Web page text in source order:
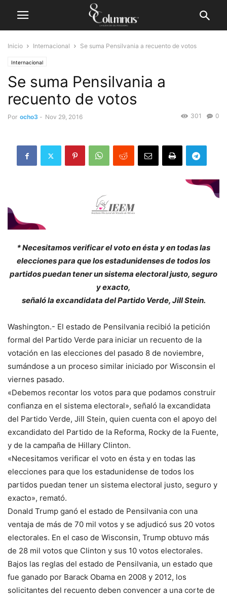
Inicio Internacional Se suma Pensilvania a recuento de votos
Internacional
Se suma Pensilvania a
recuento de votos
Por ocho3 - Nov 29, 2016 0
301
* Necesitamos verificar el voto en ésta y en todas las
elecciones para que los estadunidenses de todos los
partidos puedan tener un sistema electoral justo, seguro
y exacto,
señaló la excandidata del Partido Verde, Jill Stein.
Washington.- El estado de Pensilvania recibió la petición
formal del Partido Verde para iniciar un recuento de la
votación en las elecciones del pasado 8 de noviembre,
sumándose a un proceso similar iniciado por Wisconsin el
viernes pasado.
«Debemos recontar los votos para que podamos construir
confianza en el sistema electoral», señaló la excandidata
del Partido Verde, Jill Stein, quien cuenta con el apoyo del
excandidato del Partido de la Reforma, Rocky de la Fuente,
y de la campaña de Hillary Clinton.
«Necesitamos verificar el voto en ésta y en todas las
elecciones para que los estadunidense de todos los
partidos puedan tener un sistema electoral justo, seguro y
exacto», remató.
Donald Trump ganó el estado de Pensilvania con una
ventaja de más de 70 mil votos y se adjudicó sus 20 votos
electorales. En el caso de Wisconsin, Trump obtuvo más
de 28 mil votos que Clinton y sus 10 votos electorales.
Bajos las reglas del estado de Pensilvania, un estado que
fue ganado por Barack Obama en 2008 y 2012, los
solicitantes del recuento deben convencer a una corte de